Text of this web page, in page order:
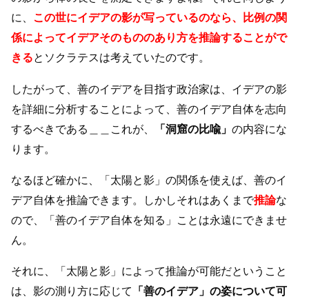
に、 この世にイデアの影が写っているのなら、比例の関
係によってイデアそのもののあり方を推論することがで
きるとソクラテスは考えていたのです。
したがって、善のイデアを目指す政治家は、イデアの影
を詳細に分析することによって、善のイデア自体を志向
するべきである＿＿これが、
「洞窟の比喩」の内容にな
ります。
なるほど確かに、「太陽と影」の関係を使えば、善のイ
デア自体を推論できます。しかしそれはあくまで推論な
ので、「善のイデア自体を知る」ことは永遠にできませ
ん。
それに、「太陽と影」によって推論が可能だということ
は、影の測り方に応じて
「善のイデア」の姿について可